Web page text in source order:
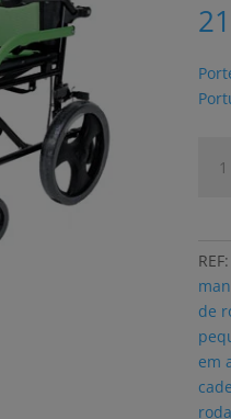
1880
REF:
de
em